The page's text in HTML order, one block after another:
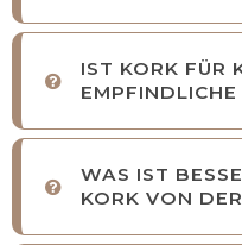
IST KORK FÜR
EMPFINDLICHE
WAS IST
KORK VON